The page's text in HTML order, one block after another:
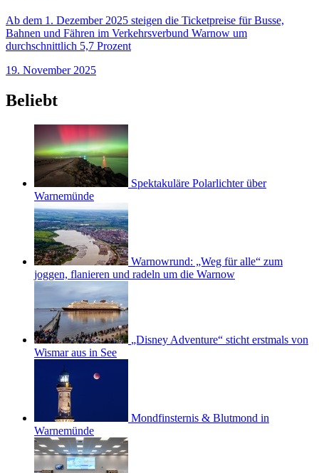
Ab dem 1. Dezember 2025 steigen die Ticketpreise für Busse,
Bahnen und Fähren im Verkehrsverbund Warnow um
durchschnittlich 5,7 Prozent
19. November 2025
Beliebt
Spektakuläre Polarlichter über
Warnemünde
Warnowrund: „Weg für alle“ zum
joggen, flanieren und radeln um die Warnow
„Disney Adventure“ sticht erstmals von
Wismar aus in See
Mondfinsternis & Blutmond in
Warnemünde